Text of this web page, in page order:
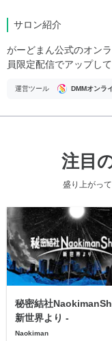
サロン紹介
がーどまん公式のオン
員限定配信でアップして
運営ツール DMMオンラ
注目
盛り上がっ
秘密結社
新世界より -
Naokiman